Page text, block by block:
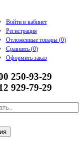
Войти в кабинет
Регистрация
Отложенные товары (0)
Сравнить (0)
Оформить заказ
250-93-29
929-79-29